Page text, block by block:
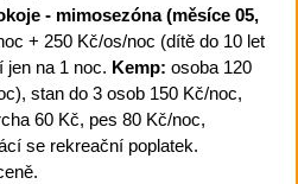
- mimosezóna (měsíce 05,
+ 250 Kč/os/noc (dítě do 10 let
jen na 1 noc. Kemp: osoba 120
stan do 3 osob 150 Kč/noc,
60 Kč, pes 80 Kč/noc,
se rekreační poplatek.